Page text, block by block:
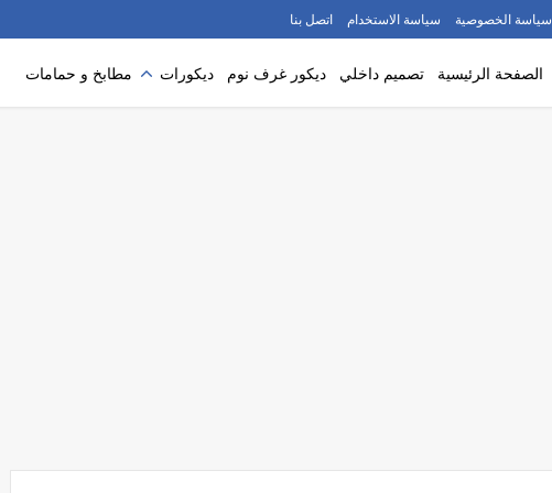
سياسة الخصوصية سياسة الاستخدام اتصل بنا
الصفحة الرئيسية تصميم داخلي ديكور غرف نوم ديكورات مطابخ و حمامات